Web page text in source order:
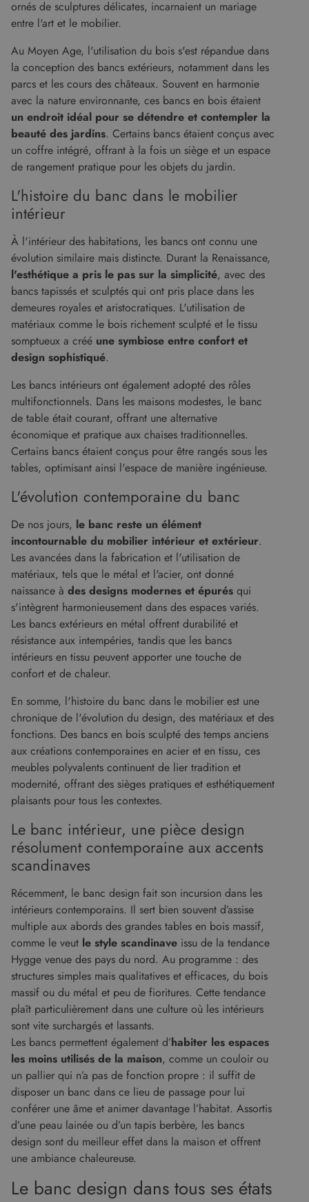
ornés de sculptures délicates, incarnaient un mariage
entre l'art et le mobilier.
Au Moyen Age, l'utilisation du bois s'est répandue dans
la conception des bancs extérieurs, notamment dans les
parcs et les cours des châteaux. Souvent en harmonie
avec la nature environnante, ces bancs en bois étaient
un endroit idéal pour se détendre et contempler la
beauté des jardins. Certains bancs étaient conçus avec
un coffre intégré, offrant à la fois un siège et un espace
de rangement pratique pour les objets du jardin.
L'histoire du banc dans le mobilier
intérieur
À l'intérieur des habitations, les bancs ont connu une
évolution similaire mais distincte. Durant la Renaissance,
l'esthétique a pris le pas sur la simplicité, avec des
bancs tapissés et sculptés qui ont pris place dans les
demeures royales et aristocratiques. L'utilisation de
matériaux comme le bois richement sculpté et le tissu
somptueux a créé une symbiose entre confort et
design sophistiqué.
Les bancs intérieurs ont également adopté des rôles
multifonctionnels. Dans les maisons modestes, le banc
de table était courant, offrant une alternative
économique et pratique aux chaises traditionnelles.
Certains bancs étaient conçus pour être rangés sous les
tables, optimisant ainsi l'espace de manière ingénieuse.
L'évolution contemporaine du banc
De nos jours, le banc reste un élément
incontournable du mobilier intérieur et extérieur.
Les avancées dans la fabrication et l'utilisation de
matériaux, tels que le métal et l'acier, ont donné
naissance à des designs modernes et épurés qui
s'intègrent harmonieusement dans des espaces variés.
Les bancs extérieurs en métal offrent durabilité et
résistance aux intempéries, tandis que les bancs
intérieurs en tissu peuvent apporter une touche de
confort et de chaleur.
En somme, l'histoire du banc dans le mobilier est une
chronique de l'évolution du design, des matériaux et des
fonctions. Des bancs en bois sculpté des temps anciens
aux créations contemporaines en acier et en tissu, ces
meubles polyvalents continuent de lier tradition et
modernité, offrant des sièges pratiques et esthétiquement
plaisants pour tous les contextes.
Le banc intérieur, une pièce design
résolument contemporaine aux accents
scandinaves
Récemment, le banc design fait son incursion dans les
intérieurs contemporains. Il sert bien souvent d’assise
multiple aux abords des grandes tables en bois massif,
comme le veut le style scandinave issu de la tendance
Hygge venue des pays du nord. Au programme : des
structures simples mais qualitatives et efficaces, du bois
massif ou du métal et peu de fioritures. Cette tendance
plaît particulièrement dans une culture où les intérieurs
sont vite surchargés et lassants.
Les bancs permettent également d’habiter les espaces
les moins utilisés de la maison, comme un couloir ou
un pallier qui n’a pas de fonction propre : il suffit de
disposer un banc dans ce lieu de passage pour lui
conférer une âme et animer davantage l’habitat. Assortis
d’une peau lainée ou d’un tapis berbère, les bancs
design sont du meilleur effet dans la maison et offrent
une ambiance chaleureuse.
Le banc design dans tous ses états